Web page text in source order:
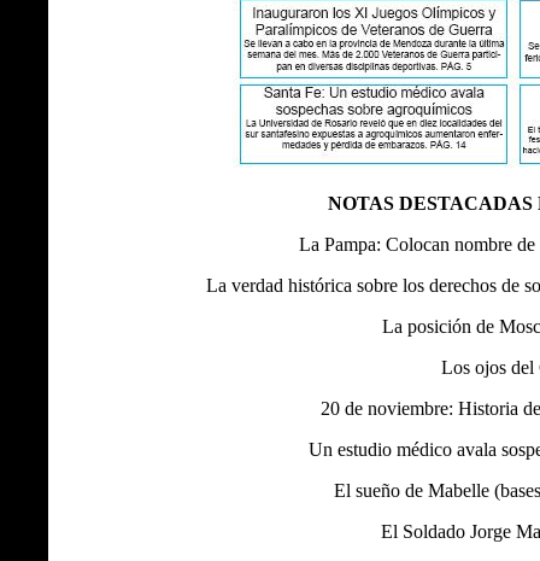
NOTAS
La Pampa: Colocan nombre de
La verdad histórica sobre los derechos de
La posición de
Los ojos del
20 de noviembre: Historia
Un estudio médico avala
El sueño de Mabelle
El Soldado Jorge